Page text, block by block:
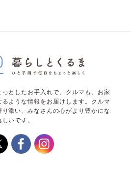
としたお手入れで、クルマも、お家
ような情報をお届けします。クルマ
添い、みなさんの心がより豊かにな
いです。